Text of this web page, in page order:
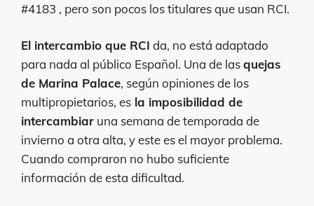
#4183 , pero son pocos los titulares que usan RCI.
El intercambio que RCI da, no está adaptado
para nada al público Español. Una de lasquejas
de Marina Palace, según opiniones de los
multipropietarios, es la imposibilidad de
intercambiar una semana de temporada de
invierno a otra alta, y este es el mayor problema.
Cuando compraron no hubo suficiente
información de esta dificultad.